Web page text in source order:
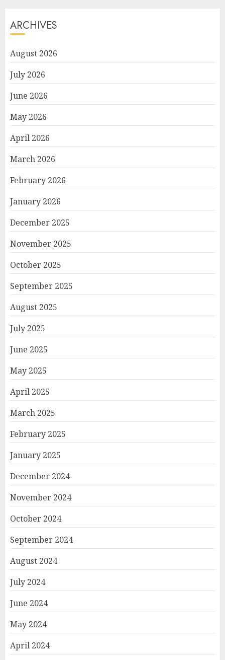
ARCHIVES
August 2026
July 2026
June 2026
May 2026
April 2026
March 2026
February 2026
January 2026
December 2025
November 2025
October 2025
September 2025
August 2025
July 2025
June 2025
May 2025
April 2025
March 2025
February 2025
January 2025
December 2024
November 2024
October 2024
September 2024
August 2024
July 2024
June 2024
May 2024
April 2024